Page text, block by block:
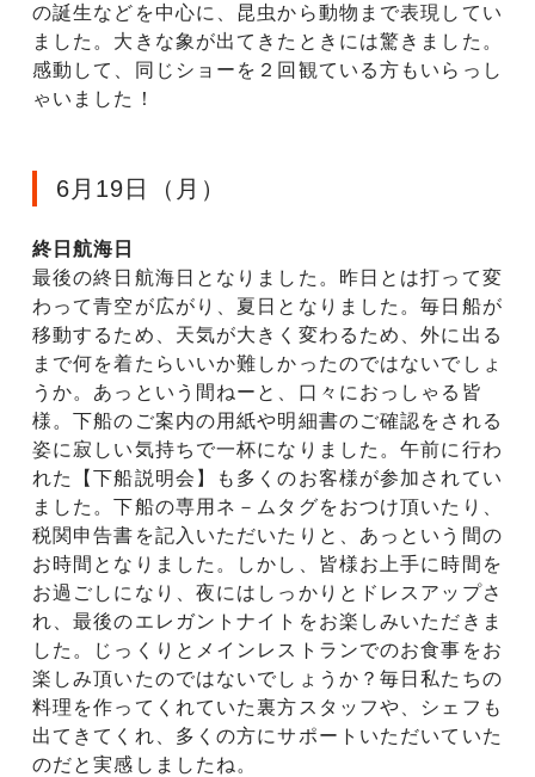
の誕生などを中心に、昆虫から動物まで表現してい
ました。大きな象が出てきたときには驚きました。
感動して、同じショーを２回観ている方もいらっし
ゃいました！
6月19日（月）
終日航海日
最後の終日航海日となりました。昨日とは打って変
わって青空が広がり、夏日となりました。毎日船が
移動するため、天気が大きく変わるため、外に出る
まで何を着たらいいか難しかったのではないでしょ
うか。あっという間ねーと、口々におっしゃる皆
様。下船のご案内の用紙や明細書のご確認をされる
姿に寂しい気持ちで一杯になりました。午前に行わ
れた【下船説明会】も多くのお客様が参加されてい
ました。下船の専用ネ－ムタグをおつけ頂いたり、
税関申告書を記入いただいたりと、あっという間の
お時間となりました。しかし、皆様お上手に時間を
お過ごしになり、夜にはしっかりとドレスアップさ
れ、最後のエレガントナイトをお楽しみいただきま
した。じっくりとメインレストランでのお食事をお
楽しみ頂いたのではないでしょうか？毎日私たちの
料理を作ってくれていた裏方スタッフや、シェフも
出てきてくれ、多くの方にサポートいただいていた
のだと実感しましたね。